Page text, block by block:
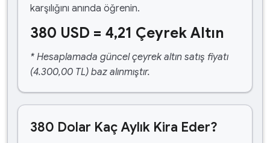
karşılığını anında öğrenin.
380 USD = 4,21 Çeyrek Altın
* Hesaplamada güncel çeyrek altın satış fiyatı
(4.300,00 TL) baz alınmıştır.
380 Dolar Kaç Aylık Kira Eder?